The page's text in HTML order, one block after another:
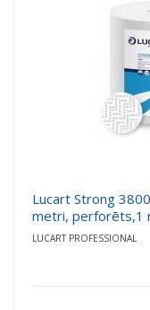
Lucart Strong
metri, perforēts,1
LUCART PROFESSIONAL